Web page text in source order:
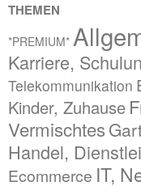
THEMEN
*PREMIUM*
Karriere,
Telekommunikation
Kinder, Zuhause
Vermischtes
Handel,
Ecommerce IT,